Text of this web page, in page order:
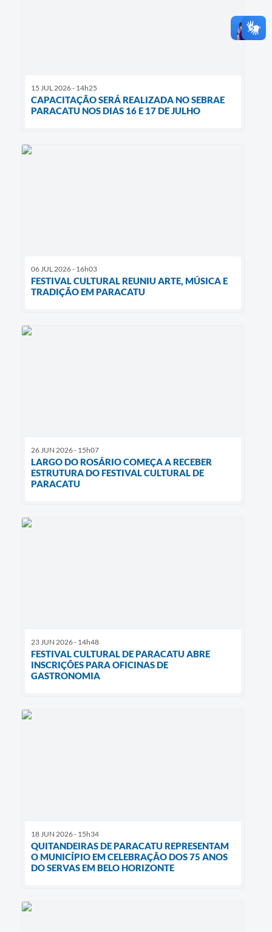
15 JUL 2026 - 14h25
CAPACITAÇÃO SERÁ REALIZADA NO SEBRAE
PARACATU NOS DIAS 16 E 17 DE JULHO
06 JUL 2026 - 16h03
FESTIVAL CULTURAL REUNIU ARTE, MÚSICA E
TRADIÇÃO EM PARACATU
26 JUN 2026 - 15h07
LARGO DO ROSÁRIO COMEÇA A RECEBER
ESTRUTURA DO FESTIVAL CULTURAL DE
PARACATU
23 JUN 2026 - 14h48
FESTIVAL CULTURAL DE PARACATU ABRE
INSCRIÇÕES PARA OFICINAS DE
GASTRONOMIA
18 JUN 2026 - 15h34
QUITANDEIRAS DE PARACATU REPRESENTAM
O MUNICÍPIO EM CELEBRAÇÃO DOS 75 ANOS
DO SERVAS EM BELO HORIZONTE